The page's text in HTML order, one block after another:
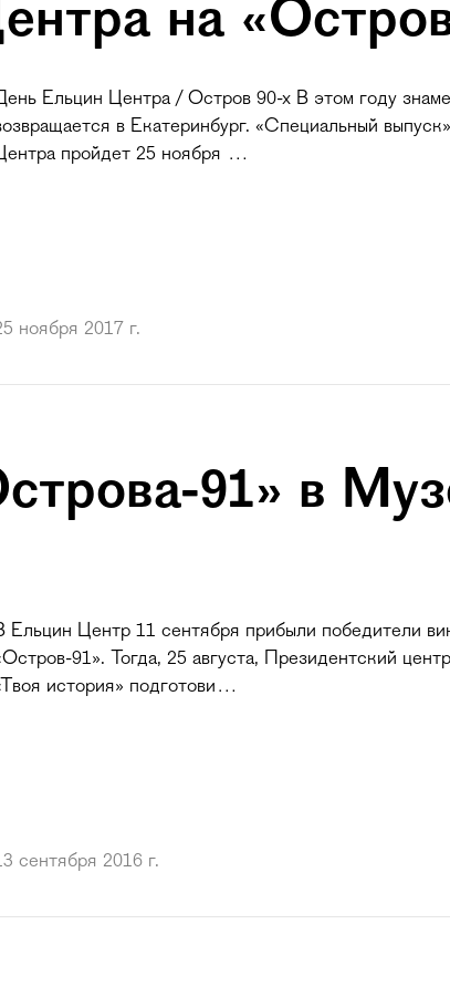
на
Ельцин Центра / Остров 90-х В этом году
в Екатеринбург. «Специальный
пройдет 25 ноября …
ноября 2017 г.
91» в
Ельцин Центр 11 сентября прибыли победители
91». Тогда, 25 августа, Президентский
история» подготови…
сентября 2016 г.